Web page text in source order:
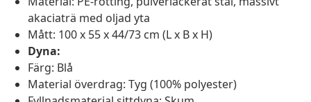
akaciaträ med oljad yta
Mått: 100 x 55 x 44/73 cm (L x B x H)
Dyna:
Färg: Blå
Material överdrag: Tyg (100% polyester)